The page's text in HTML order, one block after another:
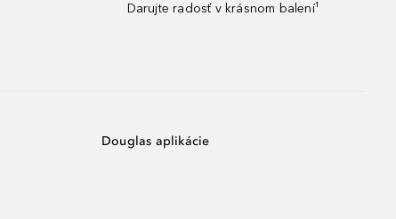
Darujte radosť v krásnom balení¹
Douglas aplikácie